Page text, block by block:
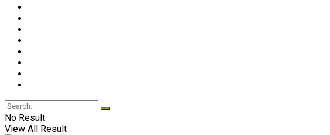
No Result
View All Result